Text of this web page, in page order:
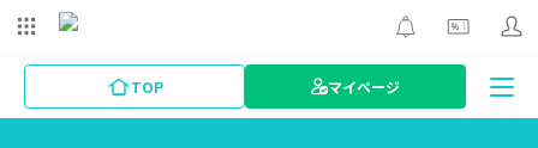
TOP マイページ